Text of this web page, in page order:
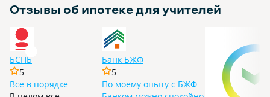
Отзывы об ипотеке для учителей
БСПБ
5
Все в порядке
Банк БЖФ
5
По моему опыту с БЖФ